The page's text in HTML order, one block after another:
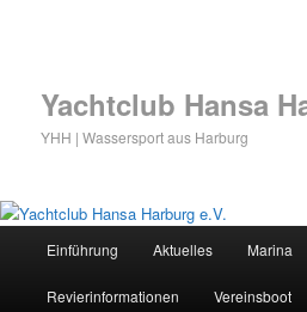
Yachtclub Hansa
YHH | Wassersport aus Harburg
Einführung Aktuelles Marina
Revierinformationen Vereinsboot